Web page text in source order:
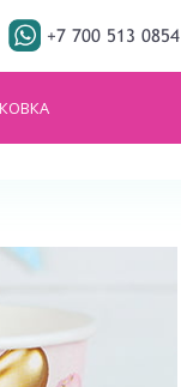
+7 700 513 0854